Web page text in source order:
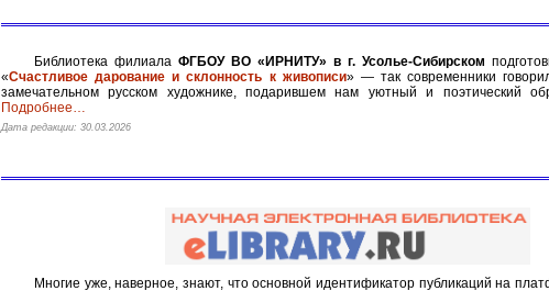
Библиотека филиалаФГБОУ ВО «ИРНИТУ» в г. Усолье-Сибирском
«Счастливое дарование и склонность к живописи» — так современники
замечательном русском художнике, подарившем нам уютный и поэтический
Подробнее…
Дата редакции: 30.03.2026
Многие уже, наверное, знают, что основной идентификатор публикаций на